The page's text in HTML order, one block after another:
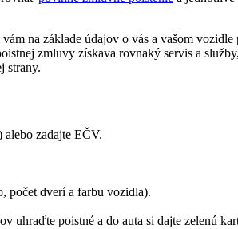
na základe údajov o vás a vašom
zmluvy získava rovnaký servis a
strany.
zadajte EČV.
počet dverí a farbu vozidla).
uhraďte poistné a do auta si dajte zelenú